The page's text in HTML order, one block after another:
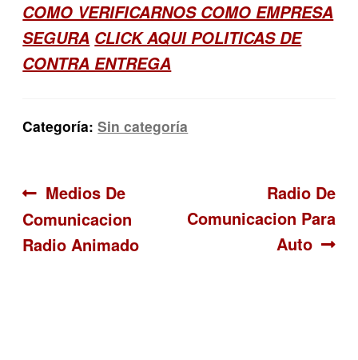
COMO VERIFICARNOS COMO EMPRESA
SEGURA CLICK AQUI POLITICAS DE
CONTRA ENTREGA
Categoría:Sin categoría
Navegación
de
Anterior:
Medios De
Comunicacion
Radio Animado
Siguiente:
Radio De
Comunicacion Para
Auto